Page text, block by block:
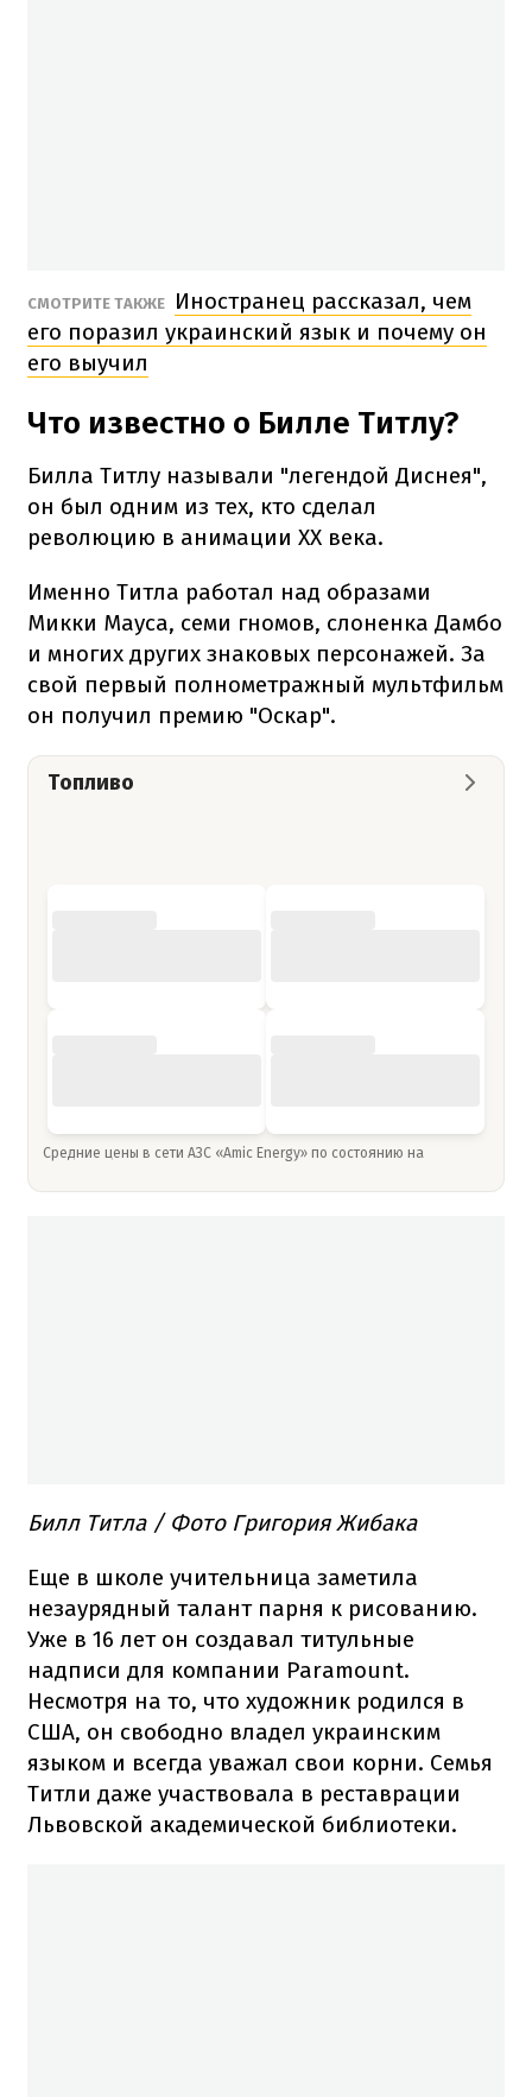
СМОТРИТЕ ТАКЖЕ
Иностранец рассказал, чем
его поразил украинский язык и почему он
его выучил
Что известно о Билле Титлу?
Билла Титлу называли "легендой Диснея",
он был одним из тех, кто сделал
революцию в анимации XX века.
Именно Титла работал над образами
Микки Мауса, семи гномов, слоненка Дамбо
и многих других знаковых персонажей. За
свой первый полнометражный мультфильм
он получил премию "Оскар".
Топливо
Средние цены в сети АЗС «Amic Energy» по состоянию на
Билл Титла / Фото Григория Жибака
Еще в школе учительница заметила
незаурядный талант парня к рисованию.
Уже в 16 лет он создавал титульные
надписи для компании Paramount.
Несмотря на то, что художник родился в
США, он свободно владел украинским
языком и всегда уважал свои корни. Семья
Титли даже участвовала в реставрации
Львовской академической библиотеки.